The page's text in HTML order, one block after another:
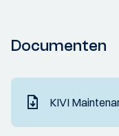
Documenten
KIVI